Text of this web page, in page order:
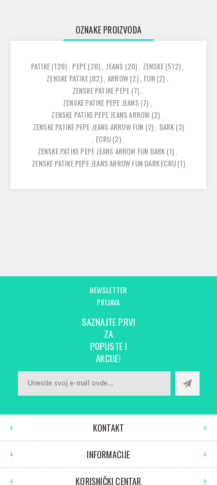
OZNAKE PROIZVODA
PATIKE(126), PEPE(20), JEANS (20), ZENSKE(512),
ZENSKE PATIKE(82), ARROW(2), FUN (2) ,
ZENSKE PATIKE PEPE (7),
ZENSKE PATIKE PEPE JEANS (7) ,
ZENSKE PATIKE PEPE JEANS ARROW (2),
ZENSKE PATIKE PEPE JEANS ARROW FUN (2), DARK (3)
, ECRU(2),
ZENSKE PATIKE PEPE JEANS ARROW FUN DARK (1),
ZENSKE PATIKE PEPE JEANS ARROW FUN DARK ECRU(1)
NEWSLETTER
PRIJAVA
SAZNAJTE PRVI
ZA
POPUSTE I
AKCIJE!
KONTAKT
INFORMACIJE
KORISNIČKI CENTAR